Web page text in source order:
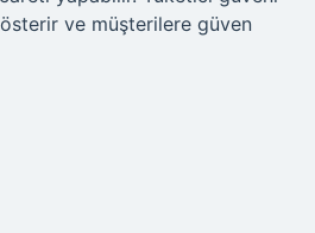
ve müşterilere güven